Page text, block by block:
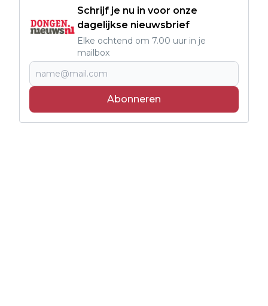
Schrijf je nu in voor onze
dagelijkse nieuwsbrief
Elke ochtend om 7.00 uur in je
mailbox
Abonneren